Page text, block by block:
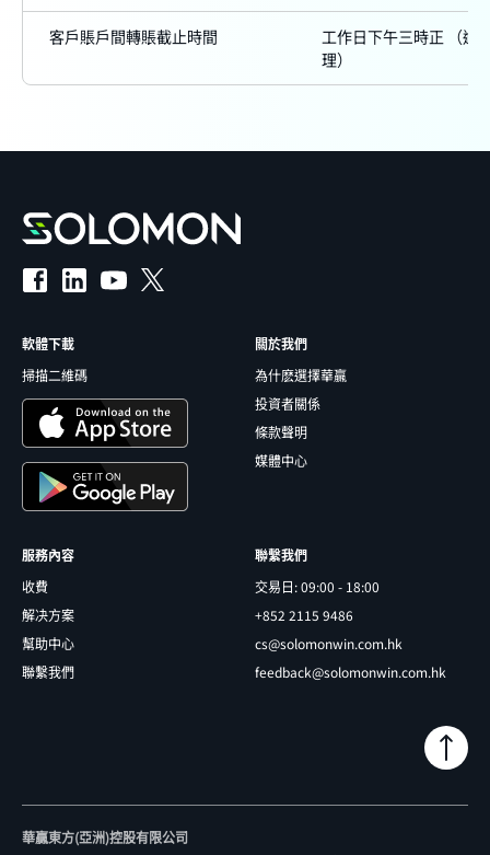
客戶賬戶間轉賬截止時間
工作日下午三時正 （逾
理）
軟體下載
掃描二維碼
關於我們
為什麽選擇華贏
投資者關係
條款聲明
媒體中心
服務內容
收費
解决方案
幫助中心
聯繫我們
聯繫我們
交易日: 09:00 - 18:00
+852 2115 9486
cs@solomonwin.com.hk
feedback@solomonwin.com.hk
華贏東方(亞洲)控股有限公司